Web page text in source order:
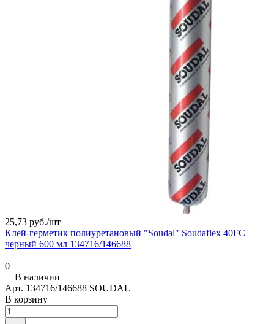
25,73 руб./шт
Клей-герметик полиуретановый "Soudal" Soudaflex 40FC
черный 600 мл 134716/146688
0
В наличии
Арт. 134716/146688 SOUDAL
В корзину